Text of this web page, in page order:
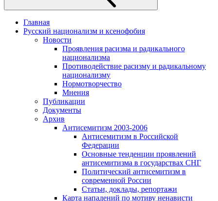
Главная
Русский национализм и ксенофобия
Новости
Проявления расизма и радикального
национализма
Противодействие расизму и радикальному
национализму
Нормотворчество
Мнения
Публикации
Документы
Архив
Антисемитизм 2003-2006
Антисемитизм в Российской
Федерации
Основные тенденции проявлений
антисемитизма в государствах СНГ
Политический антисемитизм в
современной России
Статьи, доклады, репортажи
Карта нападений по мотиву ненависти